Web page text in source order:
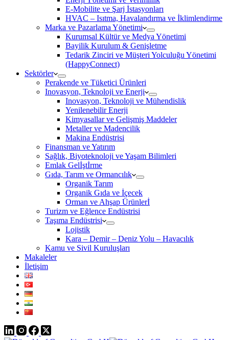
E-Mobilite ve Şarj İstasyonları
HVAC – Isıtma, Havalandırma ve İklimlendirme
Marka ve Pazarlama Yönetimi
Kurumsal Kültür ve Medya Yönetimi
Bayilik Kurulum & Genişletme
Tedarik Zinciri ve Müşteri Yolculuğu Yönetimi
(HappyConnect)
Sektörler
Perakende ve Tüketici Ürünleri
Inovasyon, Teknoloji ve Enerji
Inovasyon, Teknoloji ve Mühendislik
Yenilenebilir Enerji
Kimyasallar ve Gelişmiş Maddeler
Metaller ve Madencilik
Makina Endüstrisi
Finansman ve Yatırım
Sağlık, Biyoteknoloji ve Yaşam Bilimleri
Emlak Gelİştİrme
Gıda, Tarım ve Ormancılık
Organik Tarım
Organik Gıda ve İçecek
Orman ve Ahşap Ürünlerİ
Turizm ve Eğlence Endüstrisi
Taşıma Endüstrisi
Lojistik
Kara – Demir – Deniz Yolu – Havacılık
Kamu ve Sivil Kuruluşları
Makaleler
İletişim